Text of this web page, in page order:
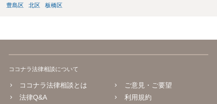
豊島区
北区 板橋区
ココナラ法律相談について
ココナラ法律相談とは
法律Q&A
ご意見・ご要望
利用規約